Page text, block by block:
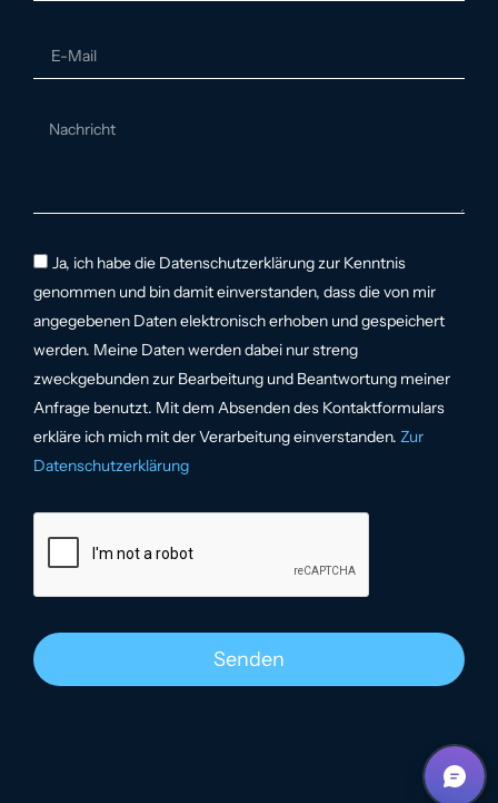
Ja, ich habe die Datenschutzerklärung zur Kenntnis
genommen und bin damit einverstanden, dass die von mir
angegebenen Daten elektronisch erhoben und gespeichert
werden. Meine Daten werden dabei nur streng
zweckgebunden zur Bearbeitung und Beantwortung meiner
Anfrage benutzt. Mit dem Absenden des Kontaktformulars
erkläre ich mich mit der Verarbeitung einverstanden. Zur
Datenschutzerklärung
Senden